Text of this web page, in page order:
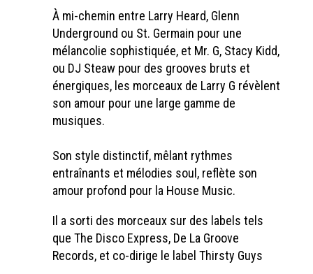
À mi-chemin entre Larry Heard, Glenn
Underground ou St. Germain pour une
mélancolie sophistiquée, et Mr. G, Stacy Kidd,
ou DJ Steaw pour des grooves bruts et
énergiques, les morceaux de Larry G révèlent
son amour pour une large gamme de
musiques.
Son style distinctif, mêlant rythmes
entraînants et mélodies soul, reflète son
amour profond pour la House Music.
Il a sorti des morceaux sur des labels tels
que The Disco Express, De La Groove
Records, et co-dirige le label Thirsty Guys